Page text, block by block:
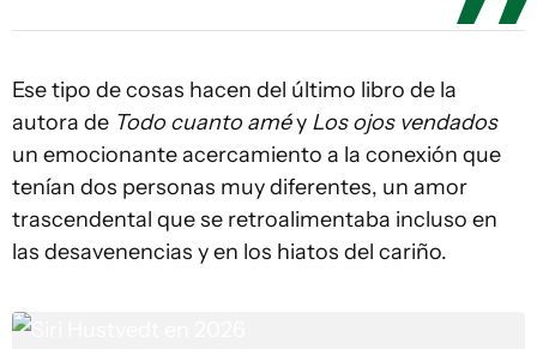
Ese tipo de cosas hacen del último libro de la
autora de Todo cuanto améy Los ojos vendados
un emocionante acercamiento a la conexión que
tenían dos personas muy diferentes, un amor
trascendental que se retroalimentaba incluso en
las desavenencias y en los hiatos del cariño.